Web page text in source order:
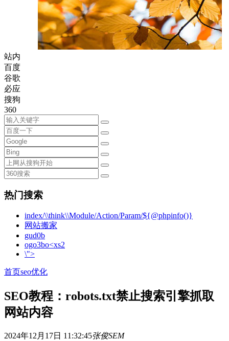
站内
百度
谷歌
必应
搜狗
360
热门搜索
index/\\think\\Module/Action/Param/${@phpinfo()}
网站搬家
gud0b
ogo3bo<xs2
\">
首页seo优化
SEO教程：robots.txt禁止搜索引擎抓取
网站内容
2024年12月17日 11:32:45张俊SEM